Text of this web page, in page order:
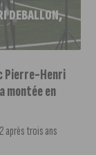
DEBALLON,
Pierre-Henri
montée en
après trois ans